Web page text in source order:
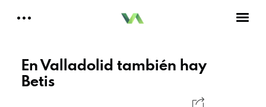
En Valladolid también hay
Betis
Historia del Betis
Reproductor
de
vídeo